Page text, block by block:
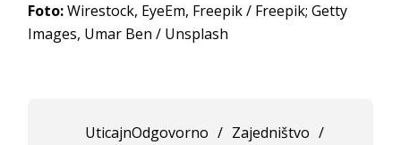
Foto:Wirestock, EyeEm, Freepik / Freepik; Getty
Images, Umar Ben / Unsplash
UticajnOdgovorno / Zajedništvo /